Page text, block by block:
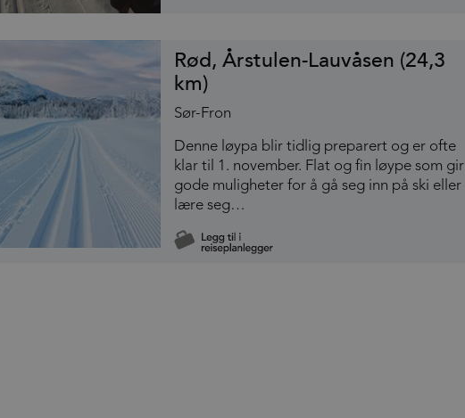
Rød, Årstulen-Lauvåsen (24,3
km)
Sør-Fron
Denne løypa blir tidlig preparert og er ofte
klar til 1. november. Flat og fin løype som gir
gode muligheter for å gå seg inn på ski eller
lære seg…